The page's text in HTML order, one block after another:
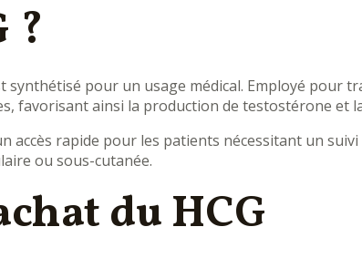
?
synthétisé pour un usage médical. Employé pour
favorisant ainsi la production de testostérone et
accès rapide pour les patients nécessitant un
ou sous-cutanée.
du HCG